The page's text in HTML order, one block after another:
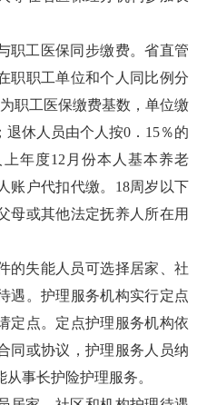
职工医保同步缴费。省直管
职职工单位和个人同比例分
职工医保缴费基数，单位缴
休人员由个人按0．15％的
年度12月份本人基本养老
账户代扣代缴。18周岁以下
母或其他法定抚养人所在用
的失能人员可选择居家、社
遇。护理服务机构实行定点
定点。定点护理服务机构依
同或协议，护理服务人员纳
事长护险护理服务。